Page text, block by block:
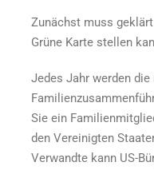
Zunächst muss
Grüne Karte stellen
Jedes Jahr werden
Sie ein
den Vereinigten
Verwandte kann US-